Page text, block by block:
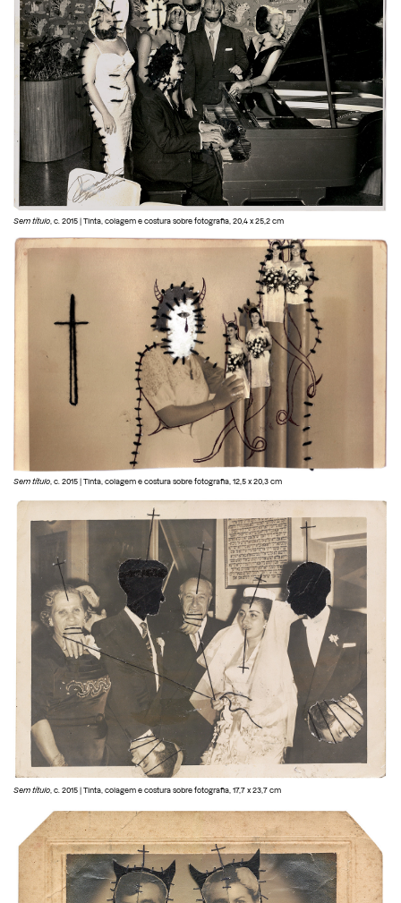
Sem título, c. 2015 | Tinta, colagem e costura sobre fotografia, 20,4 x 25,2 cm
Sem título , c. 2015 | Tinta, colagem e costura sobre fotografia, 12,5 x 20,3 cm
Sem título , c. 2015 | Tinta, colagem e costura sobre fotografia, 17,7 x 23,7 cm